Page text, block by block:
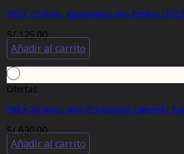
PACK 03 Bots. Espumante Asti Perlino
S/125.00
Añadir al carrito
Ofertas
PACK 06 Bots. Vino El Enemigo Cabernet
S/630.00
Añadir al carrito